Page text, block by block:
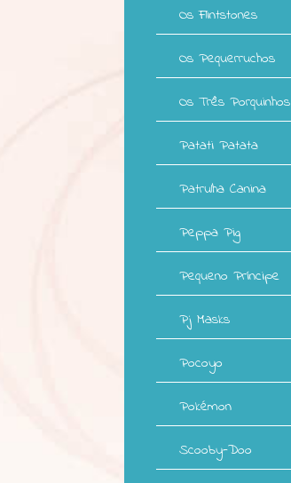
Os Flintstones
Os Pequerruchos
Os Três Porquinhos
Patati Patata
Patrulha Canina
Peppa Pig
Pequeno Príncipe
Pj Masks
Pocoyo
Pokémon
Scooby-Doo